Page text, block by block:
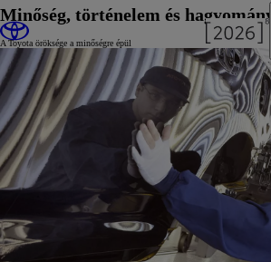
Minőség, történelem és
A Toyota öröksége a minőségre épül